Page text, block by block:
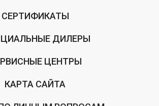
СЕРТИФИКАТЫ
ДИЛЕРЫ
ЦЕНТРЫ
КАРТА САЙТА